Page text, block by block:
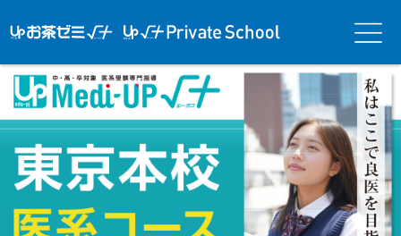
ミ√＋（ルー
（ルータス）PS
メニ
ュー